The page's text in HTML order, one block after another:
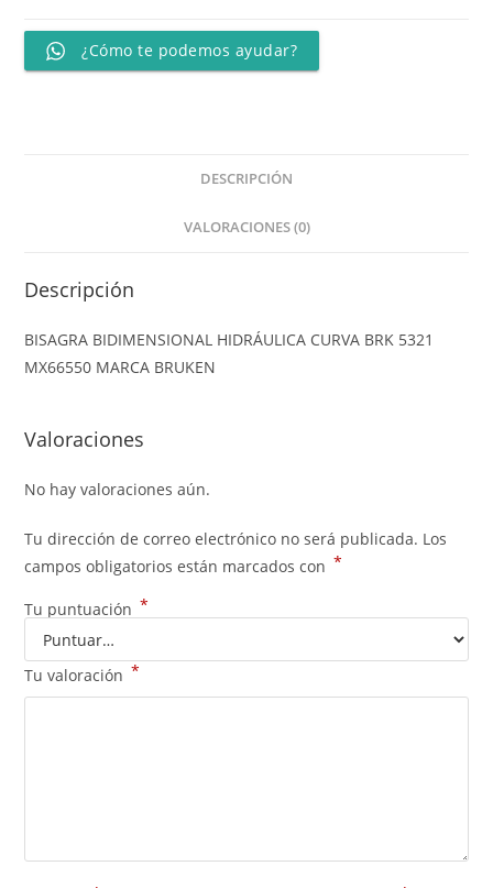
¿Cómo te podemos ayudar?
DESCRIPCIÓN
VALORACIONES (0)
Descripción
BISAGRA BIDIMENSIONAL HIDRÁULICA CURVA BRK 5321
MX66550 MARCA BRUKEN
Valoraciones
No hay valoraciones aún.
Tu dirección de correo electrónico no será publicada. Los
campos obligatorios están marcados con *
Tu puntuación *
Tu valoración *